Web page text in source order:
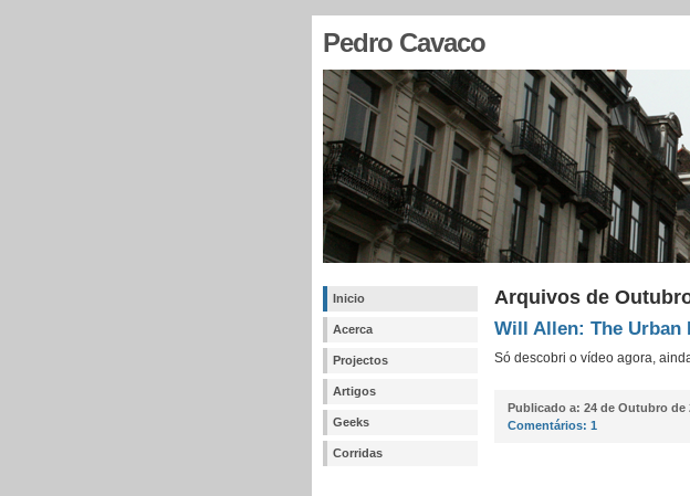
Pedro Cavaco
Inicio
Acerca
Projectos
Artigos
Geeks
Corridas
Arquivos de
Will Allen: The Urban
Só descobri o vídeo agora,
Publicado a: 24 de Outubro de
Comentários: 1